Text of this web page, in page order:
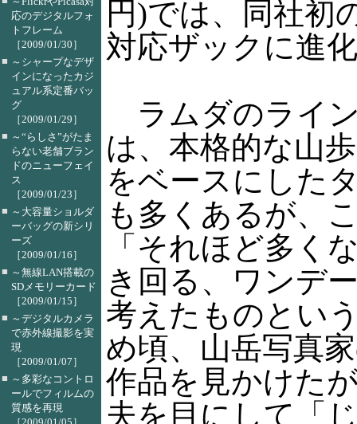
応のデジタルフォ
トフレーム
［2009/01/30］
■ ～シャープなデザ
インになったカジ
ュアル系定番バッ
グ
［2009/01/29］
■ ～“らしさ”がたま
らない老舗ブラン
ドのニューフェイ
ス
［2009/01/23］
■ ～大容量ショルダ
ーバッグの新シリ
ーズ
［2009/01/16］
■ ～無線LAN搭載の
SDメモリーカード
［2009/01/15］
■ ～デジタルカメラ
で赤外線撮影を実
現
［2009/01/07］
■ ～多彩なコントロ
ールでフィルムの
質感を再現
円)では、同社初
対応ザックに進
ラムダのライ
は、本格的な山
をベースにした
も多くあるが、
「それほど多く
き回る、ワンデ
考えたものとい
め頃、山岳写真
作品を見かけた
夫を目にして「